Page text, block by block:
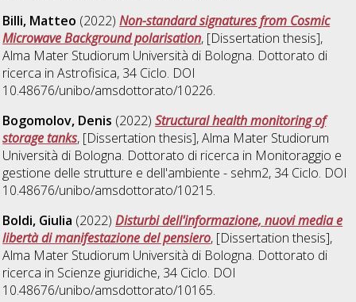
Billi, Matteo (2022)Non-standard signatures from Cosmic
Microwave Background polarisation, [Dissertation thesis],
Alma Mater Studiorum Università di Bologna. Dottorato di
ricerca inAstrofisica, 34 Ciclo. DOI
10.48676/unibo/amsdottorato/10226.
Bogomolov, Denis (2022)Structural health monitoring of
storage tanks, [Dissertation thesis], Alma Mater Studiorum
Università di Bologna. Dottorato di ricerca in Monitoraggio e
gestione delle strutture e dell'ambiente - sehm2, 34 Ciclo. DOI
10.48676/unibo/amsdottorato/10215.
Boldi, Giulia (2022)Disturbi dell'informazione, nuovi media e
libertà di manifestazione del pensiero, [Dissertation thesis],
Alma Mater Studiorum Università di Bologna. Dottorato di
ricerca in Scienze giuridiche, 34 Ciclo. DOI
10.48676/unibo/amsdottorato/10165.